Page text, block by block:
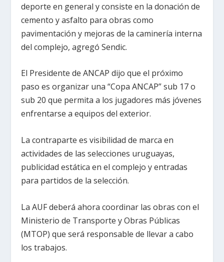
deporte en general y consiste en la donación de
cemento y asfalto para obras como
pavimentación y mejoras de la caminería interna
del complejo, agregó Sendic.
El Presidente de ANCAP dijo que el próximo
paso es organizar una “Copa ANCAP” sub 17 o
sub 20 que permita a los jugadores más jóvenes
enfrentarse a equipos del exterior.
La contraparte es visibilidad de marca en
actividades de las selecciones uruguayas,
publicidad estática en el complejo y entradas
para partidos de la selección.
La AUF deberá ahora coordinar las obras con el
Ministerio de Transporte y Obras Públicas
(MTOP) que será responsable de llevar a cabo
los trabajos.